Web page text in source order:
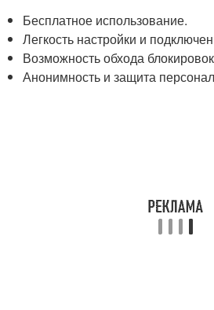
Бесплатное использование.
Легкость настройки и
Возможность обхода
Анонимность и защита